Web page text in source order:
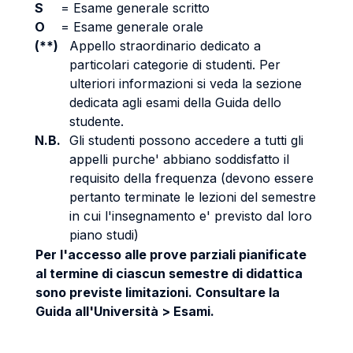
S = Esame generale scritto
O
= Esame generale orale
(**)
Appello straordinario dedicato a
particolari categorie di studenti. Per
ulteriori informazioni si veda la sezione
dedicata agli esami della Guida dello
studente.
N.B. Gli studenti possono accedere a tutti gli
appelli purche' abbiano soddisfatto il
requisito della frequenza (devono essere
pertanto terminate le lezioni del semestre
in cui l'insegnamento e' previsto dal loro
piano studi)
Per l'accesso alle prove parziali pianificate
al termine di ciascun semestre di didattica
sono previste limitazioni. Consultare la
Guida all'Università > Esami.